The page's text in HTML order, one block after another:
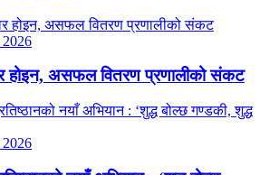
होइन, असफल वितरण प्रणालीको संकट